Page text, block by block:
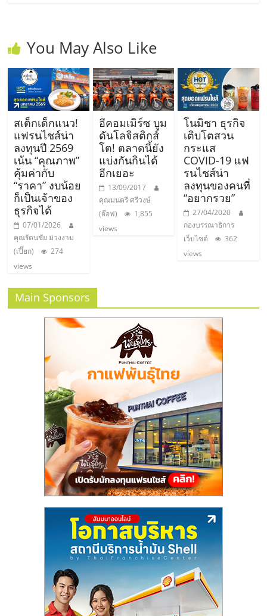
You May Also Like
สเต็กเด็กแนว!
แฟรนไชส์น่า
ลงทุนปี 2569
เน้น “คุณภาพ”
คุ้มค่ากับ
“ราคา” งบน้อย
ก็เป็นเจ้าของ
ธุรกิจได้
07/01/2026
คุณรัตนชัย ม่วงงาม
(เปี๊ยก)
274
views
อีคอมเมิร์ซ บูม
ดันโลจิสติกส์
โต! ตลาดนี้ยัง
แบ่งกันกินได้
อีกเยอะ
13/09/2017
คุณมนตรี ศรีวงษ์
(อ๊อฟ)
1,855
views
โนมิชา ธุรกิจ
เติบโตสวน
กระแส
COVID-19 แฟ
รนไชส์น่า
ลงทุนของคนที่
“อยากรวย”
27/04/2020
กองบรรณาธิการ
เว็บไซต์
362
views
Main Sponsors